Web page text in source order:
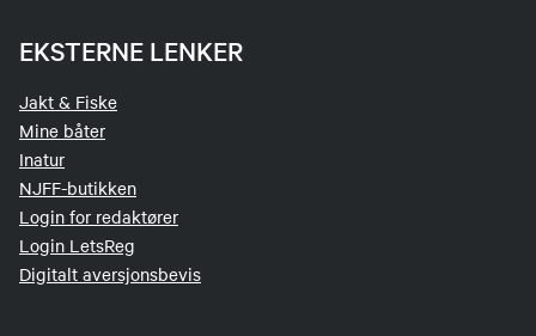
EKSTERNE LENKER
Jakt & Fiske
Mine båter
Inatur
NJFF-butikken
Login for redaktører
Login LetsReg
Digitalt aversjonsbevis